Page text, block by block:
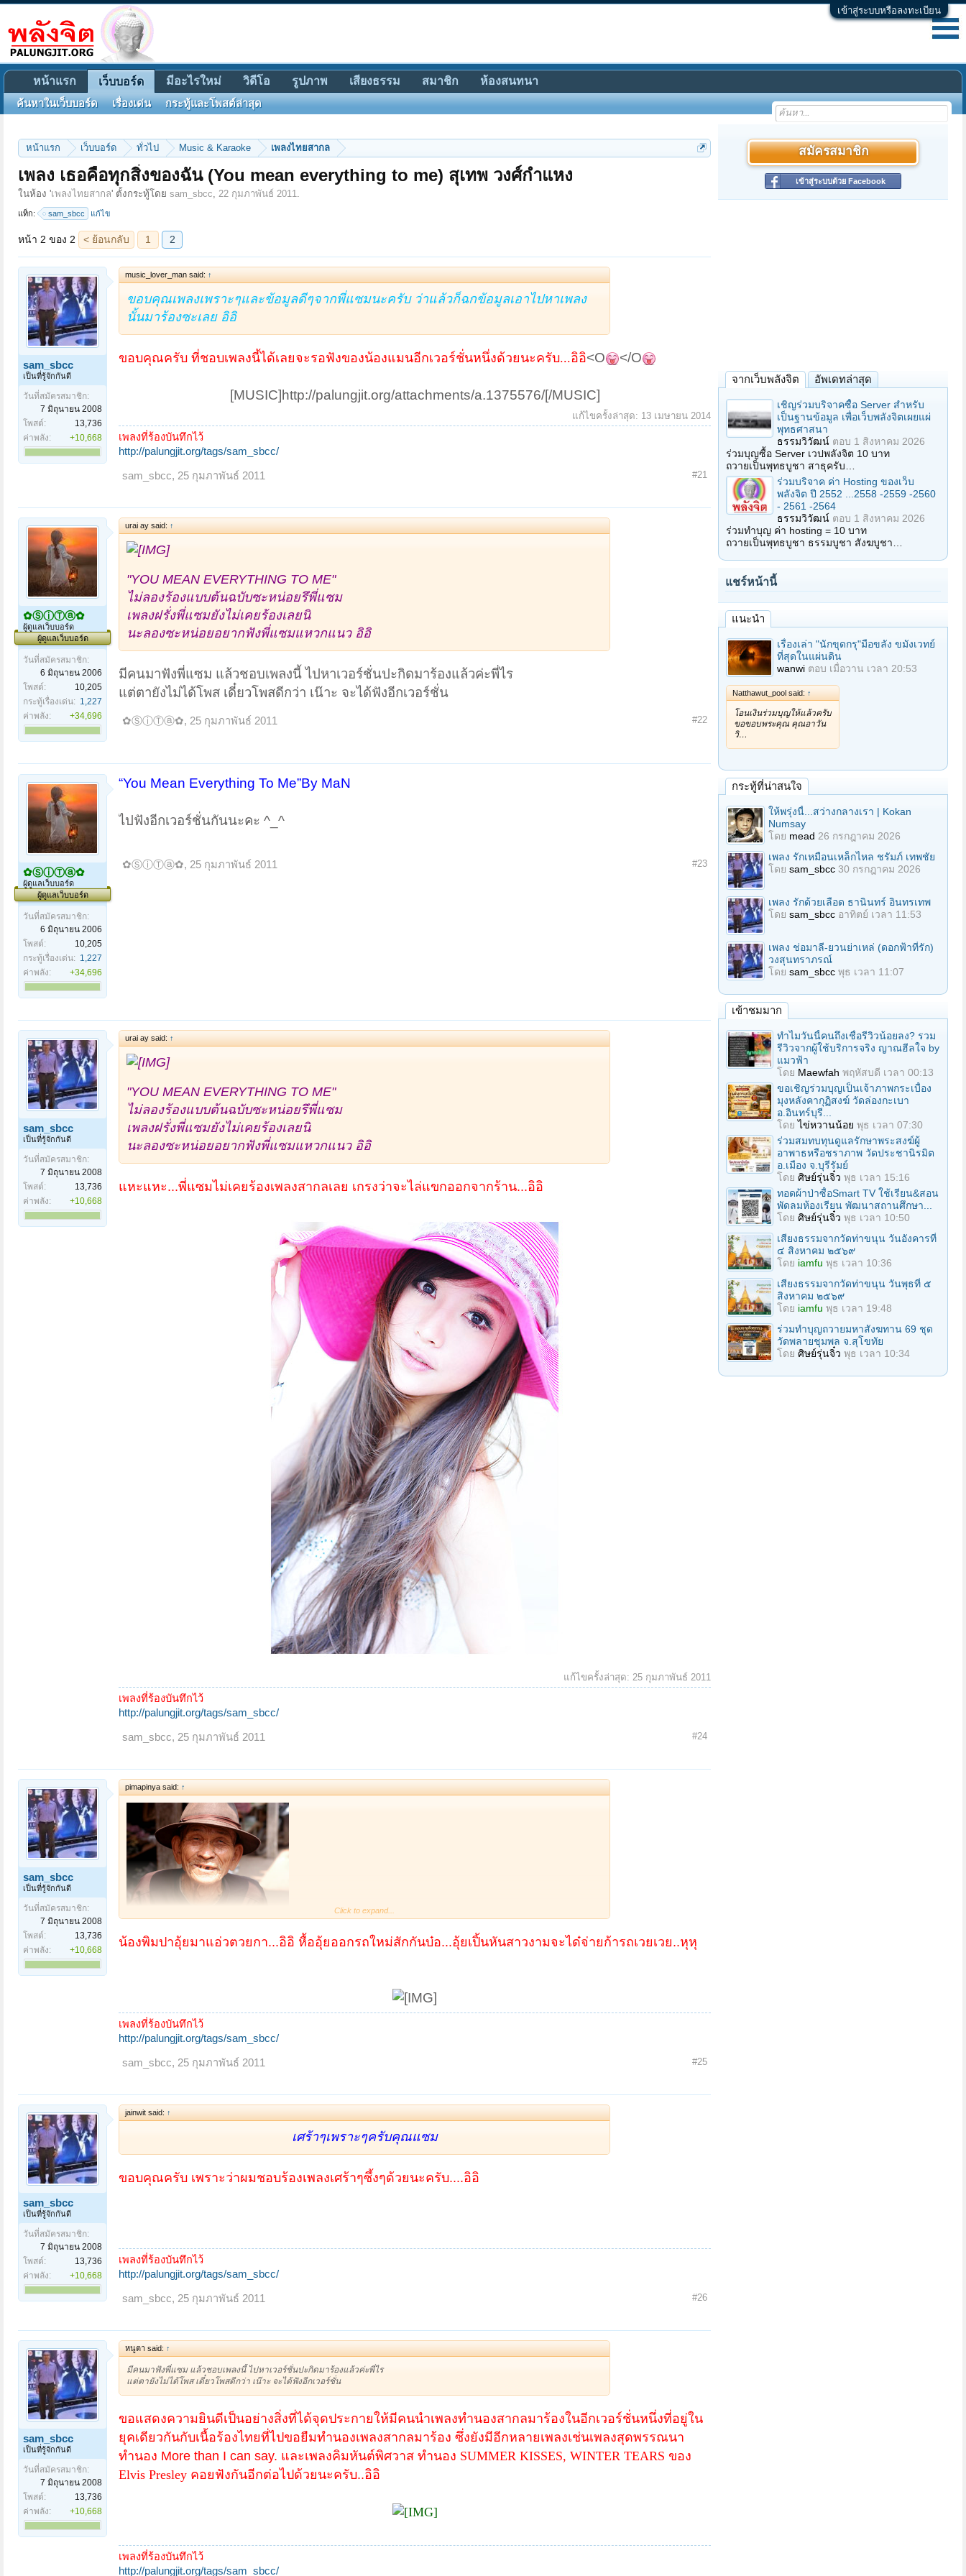
เข้าสู่ระบบหรือลงทะเบียน
หน้าแรก เว็บบอร์ด ทั่วไป Music & Karaoke เพลงไทยสากล
เพลง เธอคือทุกสิ่งของฉัน (You mean everything to me) สุเทพ วงศ์กำแหง
ในห้อง 'เพลงไทยสากล' ตั้งกระทู้โดย sam_sbcc, 22 กุมภาพันธ์ 2011.
แท็ก: sam_sbcc แก้ไข
หน้า 2 ของ 2 < ย้อนกลับ 1 2
sam_sbcc
เป็นที่รู้จักกันดี
วันที่สมัครสมาชิก:
7 มิถุนายน 2008
โพสต์:
13,736
ค่าพลัง:
+10,668
music_lover_man said: ↑
ขอบคุณเพลงเพราะๆและข้อมูลดีๆจากพี่แซมนะครับ ว่าแล้วก็ฉกข้อมูลเอาไปหาเพลง
นั้นมาร้องซะเลย อิอิ
ขอบคุณครับ ที่ชอบเพลงนี้ได้เลยจะรอฟังของน้องแมนอีกเวอร์ชั่นหนึ่งด้วยนะครับ...อิอิ<O </O
[MUSIC]http://palungjit.org/attachments/a.1375576/[/MUSIC]​
แก้ไขครั้งล่าสุด: 13 เมษายน 2014
เพลงที่ร้องบันทึกไว้
http://palungjit.org/tags/sam_sbcc/
sam_sbcc, 25 กุมภาพันธ์ 2011 #21
✿ⓈⓘⓉⓐ✿
ผู้ดูแลเว็บบอร์ด
ผู้ดูแลเว็บบอร์ด
วันที่สมัครสมาชิก:
6 มิถุนายน 2006
โพสต์:
10,205
กระทู้เรื่องเด่น: 1,227
ค่าพลัง:
+34,696
urai ay said: ↑
"YOU MEAN EVERYTHING TO ME"
ไม่ลองร้องแบบต้นฉบับซะหน่อยรึพี่แซม
เพลงฝรั่งพี่แซมยังไม่เคยร้องเลยนิ
นะลองซะหน่อยอยากฟังพี่แซมแหวกแนว อิอิ
มีคนมาฟังพี่แซม แล้วชอบเพลงนี้ ไปหาเวอร์ชั่นปะกิดมาร้องแล้วค่ะพี่ไร
แต่ตายังไม่ได้โพส เดี๋ยวโพสดีกว่า เน๊าะ จะได้ฟังอีกเวอร์ชั่น
✿ⓈⓘⓉⓐ✿, 25 กุมภาพันธ์ 2011 #22
✿ⓈⓘⓉⓐ✿
ผู้ดูแลเว็บบอร์ด
ผู้ดูแลเว็บบอร์ด
วันที่สมัครสมาชิก:
6 มิถุนายน 2006
โพสต์:
10,205
กระทู้เรื่องเด่น: 1,227
ค่าพลัง:
+34,696
“You Mean Everything To Me”By MaN
ไปฟังอีกเวอร์ชั่นกันนะคะ ^_^
✿ⓈⓘⓉⓐ✿, 25 กุมภาพันธ์ 2011 #23
sam_sbcc
เป็นที่รู้จักกันดี
วันที่สมัครสมาชิก:
7 มิถุนายน 2008
โพสต์:
13,736
ค่าพลัง:
+10,668
urai ay said: ↑
"YOU MEAN EVERYTHING TO ME"
ไม่ลองร้องแบบต้นฉบับซะหน่อยรึพี่แซม
เพลงฝรั่งพี่แซมยังไม่เคยร้องเลยนิ
นะลองซะหน่อยอยากฟังพี่แซมแหวกแนว อิอิ
แหะแหะ...พี่แซมไม่เคยร้องเพลงสากลเลย เกรงว่าจะไล่แขกออกจากร้าน...อิอิ
แก้ไขครั้งล่าสุด: 25 กุมภาพันธ์ 2011
เพลงที่ร้องบันทึกไว้
http://palungjit.org/tags/sam_sbcc/
sam_sbcc, 25 กุมภาพันธ์ 2011 #24
sam_sbcc
เป็นที่รู้จักกันดี
วันที่สมัครสมาชิก:
7 มิถุนายน 2008
โพสต์:
13,736
ค่าพลัง:
+10,668
pimapinya said: ↑
เมินเหลือนี่ท่าจะถ้าบ่าไหวแล้วเนาะ อ้ายแซมเนาะ
Click to expand...
น้องพิมปาอุ้ยมาแอ่วตวยกา...อิอิ หื้ออุ้ยออกรถใหม่สักกันบ๋อ...อุ้ยเปิ้นหันสาวงามจะได๋จ่ายก้ารถเวยเวย..หุหุ
เพลงที่ร้องบันทึกไว้
http://palungjit.org/tags/sam_sbcc/
sam_sbcc, 25 กุมภาพันธ์ 2011 #25
sam_sbcc
เป็นที่รู้จักกันดี
วันที่สมัครสมาชิก:
7 มิถุนายน 2008
โพสต์:
13,736
ค่าพลัง:
+10,668
jainwit said: ↑
เศร้าๆเพราะๆครับคุณแซม
ขอบคุณครับ เพราะว่าผมชอบร้องเพลงเศร้าๆซึ้งๆด้วยนะครับ....อิอิ
เพลงที่ร้องบันทึกไว้
http://palungjit.org/tags/sam_sbcc/
sam_sbcc, 25 กุมภาพันธ์ 2011 #26
sam_sbcc
เป็นที่รู้จักกันดี
วันที่สมัครสมาชิก:
7 มิถุนายน 2008
โพสต์:
13,736
ค่าพลัง:
+10,668
หนูตา said: ↑
มีคนมาฟังพี่แซม แล้วชอบเพลงนี้ ไปหาเวอร์ชั่นปะกิดมาร้องแล้วค่ะพี่ไร
แต่ตายังไม่ได้โพส เดี๋ยวโพสดีกว่า เน๊าะ จะได้ฟังอีกเวอร์ชั่น
ขอแสดงความยินดีเป็นอย่างสิ่งที่ได้จุดประกายให้มีคนนำเพลงทำนองสากลมาร้องในอีกเวอร์ชั่นหนึ่งที่อยู่ใน
ยุคเดียวกันกับเนื้อร้องไทยที่ไปขอยืมทำนองเพลงสากลมาร้อง ซึ่งยังมีอีกหลายเพลงเช่นเพลงสุดพรรณนา
ทำนอง More than I can say. และเพลงคิมหันต์พิศวาส ทำนอง SUMMER KISSES, WINTER TEARS ของ
Elvis Presley คอยฟังกันอีกต่อไปด้วยนะครับ..อิอิ
เพลงที่ร้องบันทึกไว้
http://palungjit.org/tags/sam_sbcc/
2
สมัครสมาชิก
เข้าสู่ระบบด้วย Facebook
จากเว็บพลังจิต อัพเดทล่าสุด
เชิญร่วมบริจาคซื้อ Server สำหรับ
เป็นฐานข้อมูล เพื่อเว็บพลังจิตเผยแผ่
พุทธศาสนา
ธรรมวิวัฒน์ ตอบ 1 สิงหาคม 2026
ร่วมบุญซื้อ Server เวปพลังจิต 10 บาท
ถวายเป็นพุทธบูชา สาธุครับ…
ร่วมบริจาค ค่า Hosting ของเว็บ
พลังจิต ปี 2552 ...2558 -2559 -2560
- 2561 -2564
ธรรมวิวัฒน์ ตอบ 1 สิงหาคม 2026
ร่วมทำบุญ ค่า hosting = 10 บาท
ถวายเป็นพุทธบูชา ธรรมบูชา สังฆบูชา…
แชร์หน้านี้
แนะนำ
เรื่องเล่า "นักขุดกรุ"มือขลัง ขมังเวทย์
ที่สุดในแผ่นดิน
wanwi ตอบ เมื่อวาน เวลา 20:53
Natthawut_pool said: ↑
โอนเงินร่วมบุญให้แล้วครับ
ขอขอบพระคุณ คุณอาวัน
วิ…
กระทู้ที่น่าสนใจ
ให้พรุ่งนี้...สว่างกลางเรา | Kokan
Numsay
โดย mead 26 กรกฎาคม 2026
เพลง รักเหมือนเหล็กไหล ชรัมภ์ เทพชัย
โดย sam_sbcc 30 กรกฎาคม 2026
เพลง รักด้วยเลือด ธานินทร์ อินทรเทพ
โดย sam_sbcc อาทิตย์ เวลา 11:53
เพลง ช่อมาลี-ยวนย่าเหล่ (ดอกฟ้าที่รัก)
วงสุนทราภรณ์
โดย sam_sbcc พุธ เวลา 11:07
เข้าชมมาก
ทำไมวันนี้คนถึงเชื่อรีวิวน้อยลง? รวม
รีวิวจากผู้ใช้บริการจริง ญาณฮีลใจ by
แมวฟ้า
โดย Maewfah พฤหัสบดี เวลา 00:13
ขอเชิญร่วมบุญเป็นเจ้าภาพกระเบื้อง
มุงหลังคากุฏิสงฆ์ วัดล่องกะเบา
อ.อินทร์บุรี...
โดยไข่หวานน้อย พุธ เวลา 07:30
ร่วมสมทบทุนดูแลรักษาพระสงฆ์ผู้
อาพาธหรือชราภาพ วัดประชานิรมิต
อ.เมือง จ.บุรีรัมย์
โดย ศิษย์รุ่นจิ๋ว พุธ เวลา 15:16
ทอดผ้าป่าซื้อSmart TV ใช้เรียน&สอน
พัดลมห้องเรียน พัฒนาสถานศึกษา...
โดย ศิษย์รุ่นจิ๋ว พุธ เวลา 10:50
เสียงธรรมจากวัดท่าขนุน วันอังคารที่
๔ สิงหาคม ๒๕๖๙
โดย iamfu พุธ เวลา 10:36
เสียงธรรมจากวัดท่าขนุน วันพุธที่ ๕
สิงหาคม ๒๕๖๙
โดย iamfu พุธ เวลา 19:48
ร่วมทําบุญถวายมหาสังฆทาน 69 ชุด
วัดพลายชุมพล จ.สุโขทัย
โดย ศิษย์รุ่นจิ๋ว พุธ เวลา 10:34
หน้าแรก เว็บบอร์ด
ค้นหาในเว็บบอร์ด เรื่องเด่น กระทู้และโพสต์ล่าสุด
มีอะไรใหม่ วิดีโอ รูปภาพ เสียงธรรม สมาชิก ห้องสนทนา